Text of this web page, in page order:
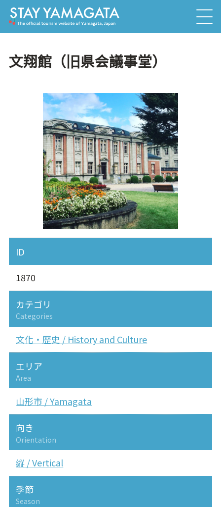
文翔館（旧県会議事堂）
ID
1870
カテゴリ
Categories
文化・歴史 / History and Culture
エリア
Area
山形市 / Yamagata
向き
Orientation
縦 / Vertical
季節
Season